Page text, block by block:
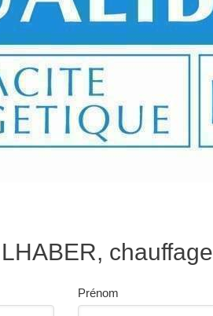
chauffage
Prénom